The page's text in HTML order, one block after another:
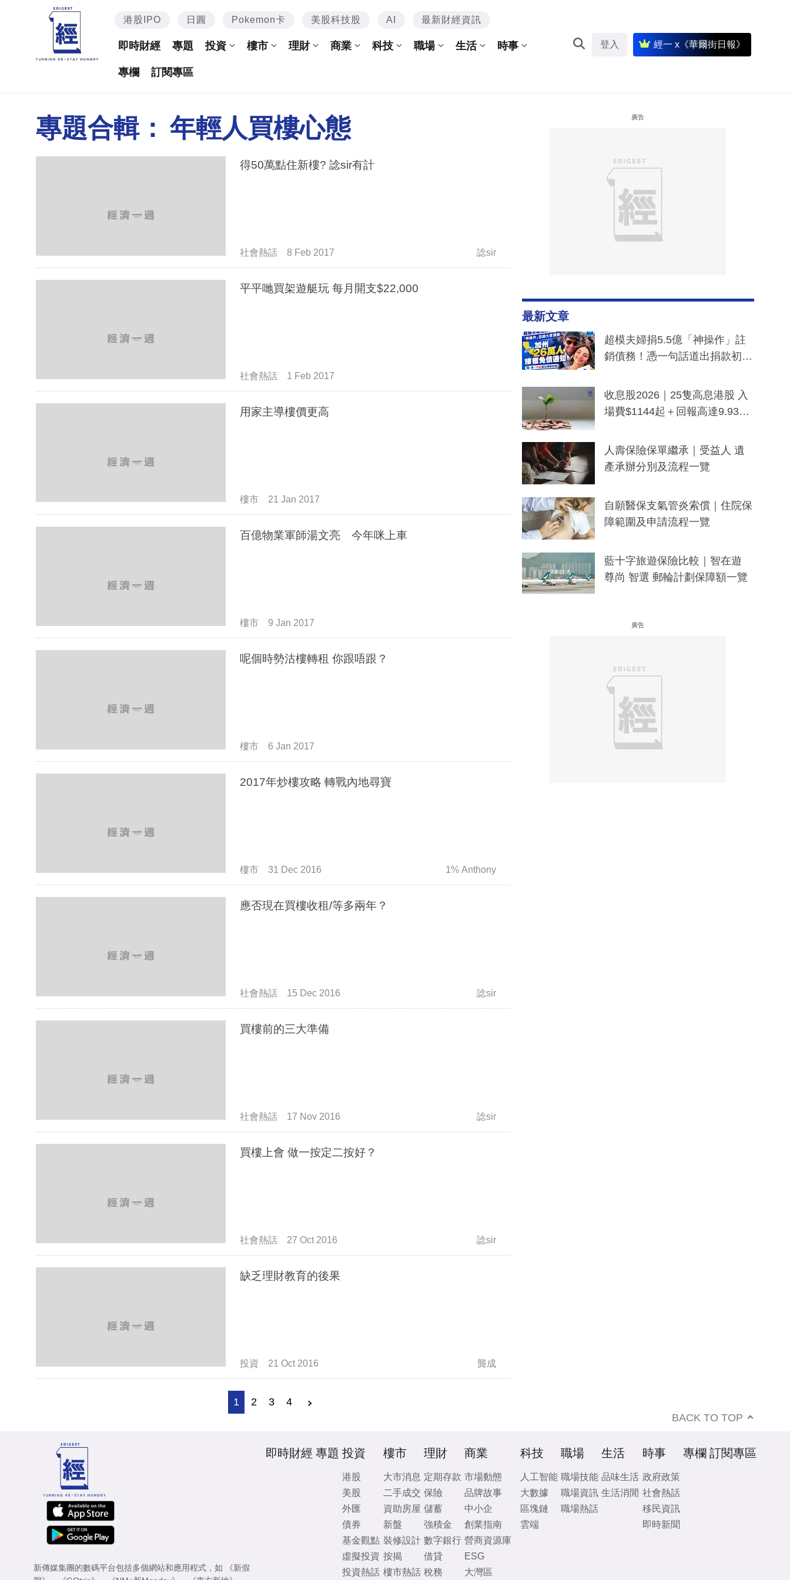
港股IPO 日圓 Pokemon卡 美股科技股 AI 最新財經資訊
即時財經 專題 投資 樓市 理財 商業 科技 職場 生活 時事
專欄 訂閱專區
登入 經一 x《華爾街日報》
專題合輯： 年輕人買樓心態
得50萬點住新樓? 諗sir有計
社會熱話 8 Feb 2017 諗sir
平平哋買架遊艇玩 每月開支$22,000
社會熱話 1 Feb 2017
用家主導樓價更高
樓市 21 Jan 2017
百億物業軍師湯文亮 今年咪上車
樓市 9 Jan 2017
呢個時勢沽樓轉租 你跟唔跟？
樓市 6 Jan 2017
2017年炒樓攻略 轉戰內地尋寶
樓市 31 Dec 2016 1% Anthony
應否現在買樓收租/等多兩年？
社會熱話 15 Dec 2016 諗sir
買樓前的三大準備
社會熱話 17 Nov 2016 諗sir
買樓上會 做一按定二按好？
社會熱話 27 Oct 2016 諗sir
缺乏理財教育的後果
投資 21 Oct 2016 龔成
1 2 3 4
廣告
最新文章
超模夫婦捐5.5億「神操作」註
銷債務！憑一句話道出捐款初
一度被誤當詐騙手段
收息股2026｜25隻高息港股 入
場費$1144起＋回報高達9.93
人壽保險保單繼承｜受益人 遺
產承辦分別及流程一覽
自願醫保支氣管炎索償｜住院保
障範圍及申請流程一覽
藍十字旅遊保險比較｜智在遊
尊尚 智選 郵輪計劃保障額一覽
廣告
BACK TO TOP
新傳媒集團的數碼平台包括多個網站和應用程式，如
《新假
即時財經 專題 投資
港股
美股
外匯
債券
基金觀點
虛擬投資
投資熱話
樓市
大市消息
二手成交
資助房屋
新盤
裝修設計
按揭
樓市熱話
理財
定期存款
保險
儲蓄
強積金
數字銀行
借貸
稅務
商業
市場動態
品牌故事
中小企
創業指南
營商資源庫
ESG
大灣區
科技
人工智能
大數據
區塊鏈
雲端
職場
職場技能
職場資訊
職場熱話
生活
品味生活
生活消閒
時事
政府政策
社會熱話
移民資訊
即時新聞
專欄 訂閱專區